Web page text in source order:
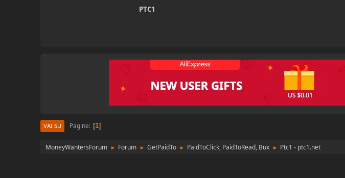
PTC1
VAI SU Pagine 1
MoneyWantersForum ► Forum ► GetPaidTo ► PaidToClick, PaidToRead, Bux ►
Ptc1 - ptc1.net